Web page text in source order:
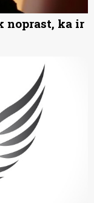
noprast, ka ir